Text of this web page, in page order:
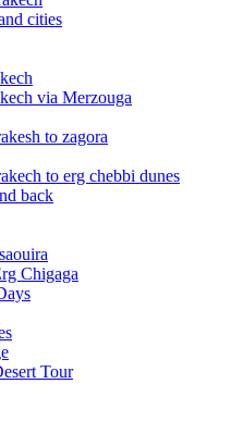
cities
via Merzouga
to zagora
to erg chebbi dunes
back
Chigaga
Tour